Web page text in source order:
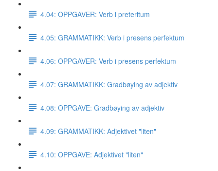
4.04: OPPGAVER: Verb i preteritum
4.05: GRAMMATIKK: Verb i presens perfektum
4.06: OPPGAVER: Verb i presens perfektum
4.07: GRAMMATIKK: Gradbøying av adjektiv
4.08: OPPGAVE: Gradbøying av adjektiv
4.09: GRAMMATIKK: Adjektivet "liten"
4.10: OPPGAVE: Adjektivet "liten"